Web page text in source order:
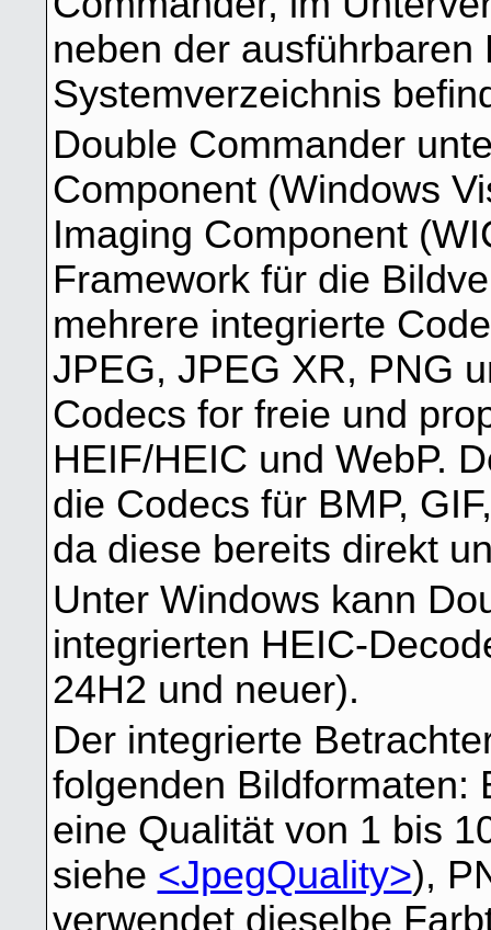
neben der
Systemverzeichnis
Double Commander
Component (Windows
Imaging Component
Framework für die
mehrere integrierte
JPEG, JPEG XR, PNG
Codecs for freie und
HEIF/HEIC und WebP.
die Codecs für BMP,
da diese bereits direkt
Unter Windows kann
integrierten HEIC-
24H2 und neuer).
Der integrierte
folgenden Bildformaten:
eine Qualität von 1 bis
siehe <JpegQuality>),
verwendet dieselbe